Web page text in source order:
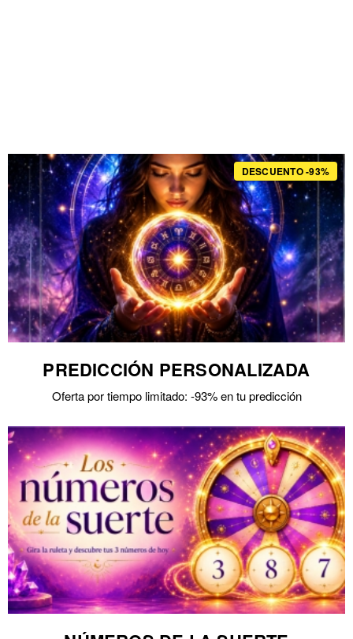
DESCUENTO -93%
PREDICCIÓN PERSONALIZADA
Oferta por tiempo limitado: -93% en tu predicción